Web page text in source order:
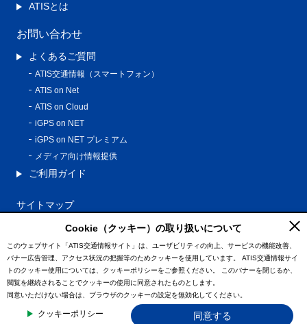
ATISとは
お問い合わせ
よくあるご質問
ATIS交通情報（スマートフォン）
ATIS on Net
ATIS on Cloud
iGPS on NET
iGPS on NET プレミアム
メディア向け情報提供
ご利用ガイド
サイトマップ
プライバシーポリシー
利用規約
特定商取引法に基づく表記
情報の外部通信について
© ATIS Co.,Ltd. All Rights Reserved.
Cookie（クッキー）の取り扱いについて
このウェブサイト「ATIS交通情報サイト」は、ユーザビリティの向上、サービスの機能改善、
バナー広告管理、アクセス状況の把握等のためクッキーを使用しています。
ATIS交通情報サイ
トのクッキー使用については、クッキーポリシーをご参照ください。
このバナーを閉じるか、
閲覧を継続されることでクッキーの使用に同意されたものとします。
同意いただけない場合は、ブラウザのクッキーの設定を無効化してください。
クッキーポリシー 同意する